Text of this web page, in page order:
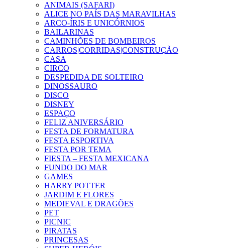
ANIMAIS (SAFARI)
ALICE NO PAÍS DAS MARAVILHAS
ARCO-ÍRIS E UNICÓRNIOS
BAILARINAS
CAMINHÕES DE BOMBEIROS
CARROS|CORRIDAS|CONSTRUÇÃO
CASA
CIRCO
DESPEDIDA DE SOLTEIRO
DINOSSAURO
DISCO
DISNEY
ESPAÇO
FELIZ ANIVERSÁRIO
FESTA DE FORMATURA
FESTA ESPORTIVA
FESTA POR TEMA
FIESTA – FESTA MEXICANA
FUNDO DO MAR
GAMES
HARRY POTTER
JARDIM E FLORES
MEDIEVAL E DRAGÕES
PET
PICNIC
PIRATAS
PRINCESAS